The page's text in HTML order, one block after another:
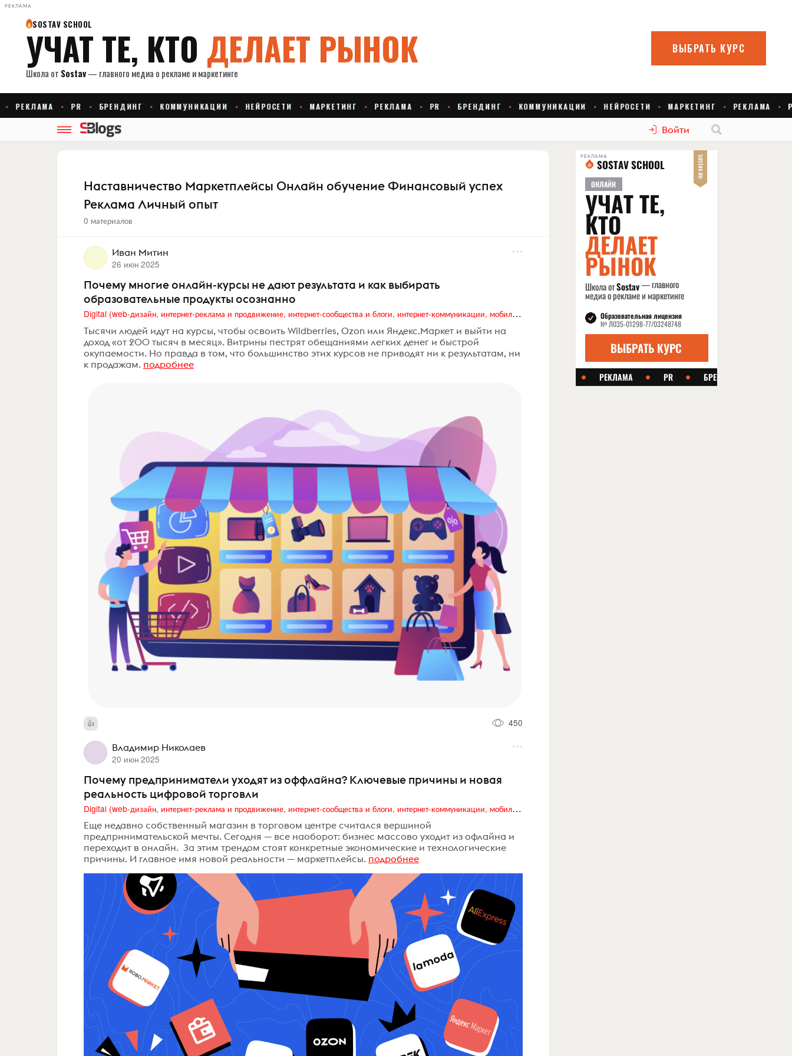
РЕКЛАМА
Войти
Наставничество Маркетплейсы Онлайн обучение Финансовый успех
Реклама Личный опыт
0 материалов
Иван Митин
26 июн 2025
Почему многие онлайн-курсы не дают результата и как выбирать
образовательные продукты осознанно
Digital (web-дизайн, интернет-реклама и продвижение, интернет-сообщества и блоги, интернет-коммуникации, мобильный маркетинг, реклама на цифровых экранах)
Тысячи людей идут на курсы, чтобы освоить Wildberries, Ozon или Яндекс.Маркет и выйти на
доход «от 200 тысяч в месяц». Витрины пестрят обещаниями легких денег и быстрой
окупаемости. Но правда в том, что большинство этих курсов не приводят ни к результатам, ни
к продажам. подробнее
450
Владимир Николаев
20 июн 2025
Почему предприниматели уходят из оффлайна? Ключевые причины и новая
реальность цифровой торговли
Digital (web-дизайн, интернет-реклама и продвижение, интернет-сообщества и блоги, интернет-коммуникации, мобильный маркетинг, реклама на цифровых экранах)
Еще недавно собственный магазин в торговом центре считался вершиной
предпринимательской мечты. Сегодня — все наоборот: бизнес массово уходит из офлайна и
переходит в онлайн. За этим трендом стоят конкретные экономические и технологические
причины. И главное имя новой реальности — маркетплейсы. подробнее
РЕКЛАМА